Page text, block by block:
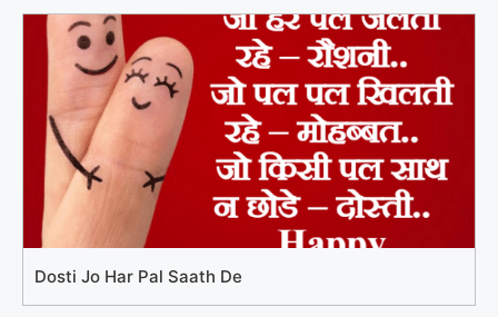
Dosti Jo Har Pal Saath De